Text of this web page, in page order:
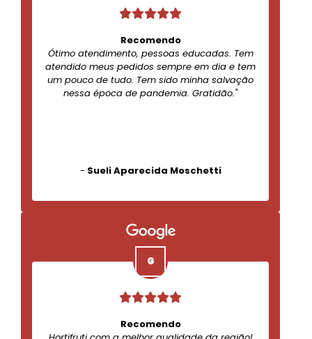
Recomendo
Ótimo atendimento, pessoas educadas. Tem
atendido meus pedidos sempre em dia e tem
um pouco de tudo. Tem sido minha salvação
nessa época de pandemia. Gratidão."
- Sueli Aparecida Moschetti
Recomendo